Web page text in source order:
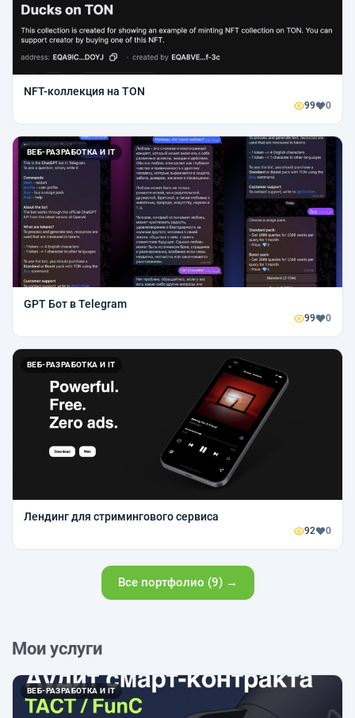
NFT-коллекция на TON
99 0
ВЕБ-РАЗРАБОТКА И IT
GPT Бот в Telegram
99 0
ВЕБ-РАЗРАБОТКА И IT
Лендинг для стримингового сервиса
92 0
Все портфолио (9) →
Мои услуги
ВЕБ-РАЗРАБОТКА И IT